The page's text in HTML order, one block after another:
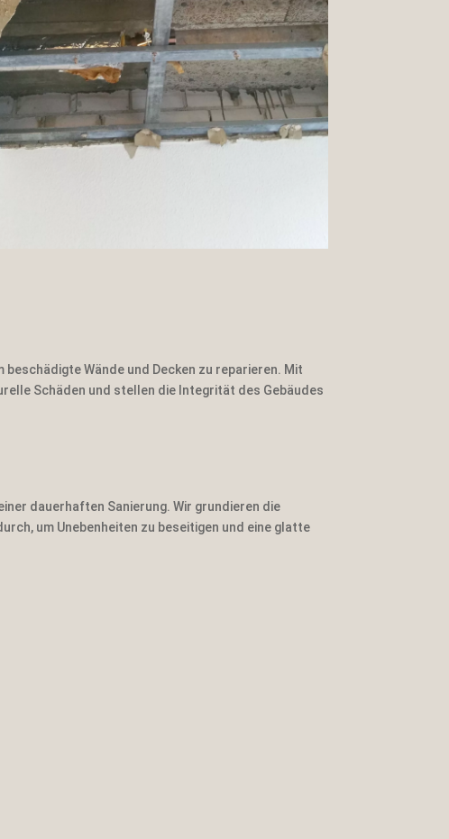
Wände und Decken zu reparieren. Mit
Schäden und stellen die Integrität des Gebäudes
dauerhaften Sanierung. Wir grundieren die
um Unebenheiten zu beseitigen und eine glatte